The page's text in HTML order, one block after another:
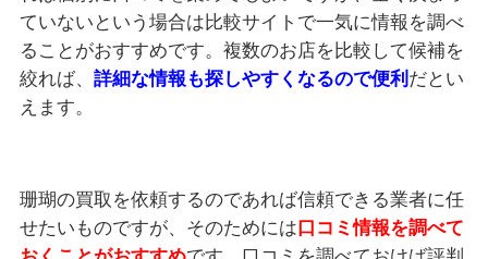
ていないという場合は比較サイトで一気に情報を調べ
ることがおすすめです。複数のお店を比較して候補を
絞れば、 詳細な情報も探しやすくなるので便利 だとい
えます。
珊瑚の買取を依頼するのであれば信頼できる業者に任
せたいものですが、そのためには 口コミ情報を調べて